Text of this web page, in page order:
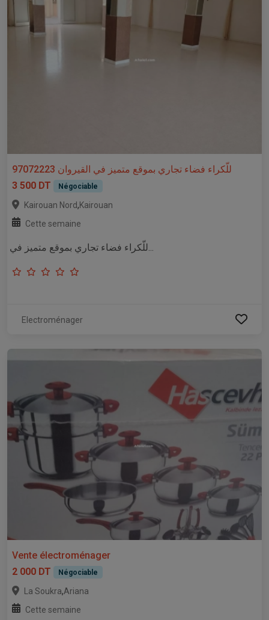
للّكراء فضاء تجاري بموقع متميز في القيروان 97072223
3 500 DT
Négociable
Kairouan Nord,Kairouan
Cette semaine
للّكراء فضاء تجاري بموقع متميز في...
Electroménager
Vente électroménager
2 000 DT
Négociable
La Soukra,Ariana
Cette semaine